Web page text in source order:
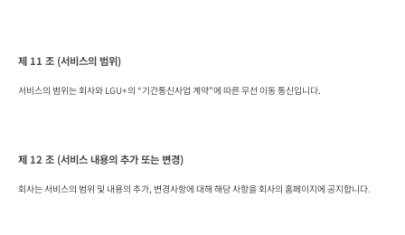
제 11 조 (서비스의 범위)
서비스의 범위는 회사와 LGU+의 “기간통신사업 계약”에 따른 무선 이동 통신입니다.
제 12 조 (서비스 내용의 추가 또는 변경)
회사는 서비스의 범위 및 내용의 추가, 변경사항에 대해 해당 사항을 회사의 홈페이지에 공지합니다.